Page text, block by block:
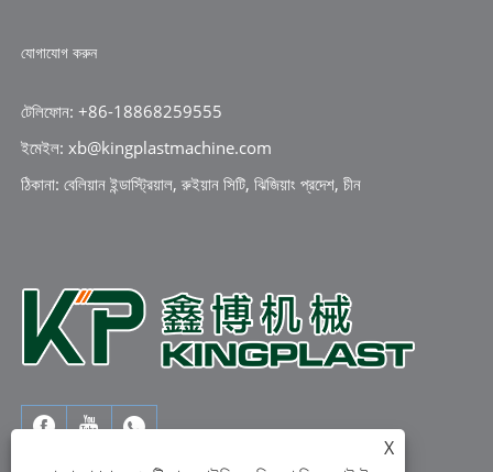
যোগাযোগ করুন
টেলিফোন: +86-18868259555
ইমেইল: xb@kingplastmachine.com
ঠিকানা: বেলিয়ান ইন্ডাস্ট্রিয়াল, রুইয়ান সিটি, ঝিজিয়াং প্রদেশ, চীন
X